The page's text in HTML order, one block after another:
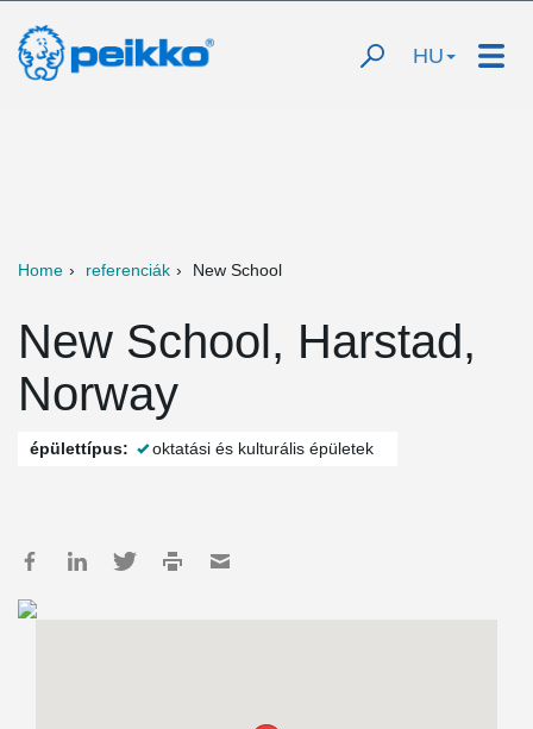
HU
Home referenciák New School
New School, Harstad,
Norway
épülettípus: oktatási és kulturális épületek